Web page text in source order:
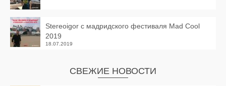
Stereoigor с мадридского фестиваля Mad Cool
2019
18.07.2019
СВЕЖИЕ НОВОСТИ